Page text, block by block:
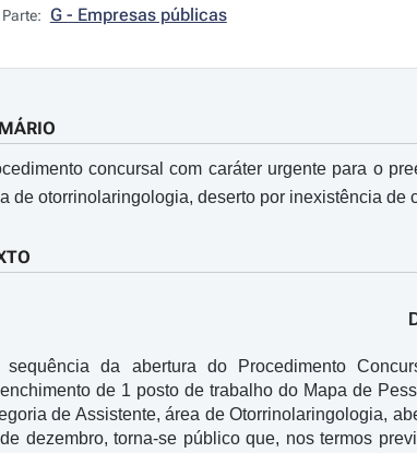
Parte: G - Empresas públicas
concursal com caráter urgente para o
de otorrinolaringologia, deserto por inexistência de
sequência da abertura do Procedimento
de 1 posto de trabalho do Mapa de
de Assistente, área de Otorrinolaringologia,
dezembro, torna-se público que, nos termos